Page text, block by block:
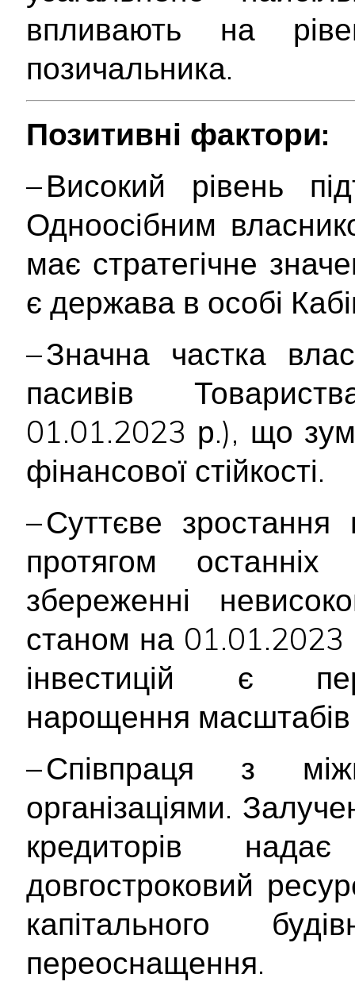
впливають на
позичальника.
Позитивні фактори:
– Високий рівень
Одноосібним
має стратегічне
є держава в особі
– Значна частка
пасивів
01.01.2023 р.), що
фінансової стійкості.
– Суттєве зростання
протягом
збереженні
станом на 01.01.2023
інвестицій є
нарощення масштабів
– Співпраця з
організаціями.
кредиторів
довгостроковий
капітального
переоснащення.